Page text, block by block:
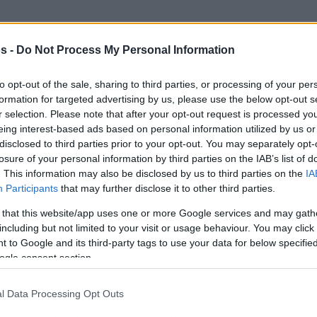
- Do Not Process My Personal Information
opt-out of the sale, sharing to third parties, or processing of your
for targeted advertising by us, please use the below opt-out
selection. Please note that after your opt-out request is processed
interest-based ads based on personal information utilized by us
to third parties prior to your opt-out. You may separately
of your personal information by third parties on the IAB’s list of
This information may also be disclosed by us to third parties on the
Participants that may further disclose it to other third parties.
that this website/app uses one or more Google services and may
but not limited to your visit or usage behaviour. You may
to Google and its third-party tags to use your data for below
consent section.
Data Processing Opt Outs
στην τρίτη – κυρίως – περίοδο, είπε:
μέσα στην έδρα του, αν και έλειπαν
Το σημαντικό είναι ότι
γρήγορα
και κερδίσαμε το παιχνίδι”.